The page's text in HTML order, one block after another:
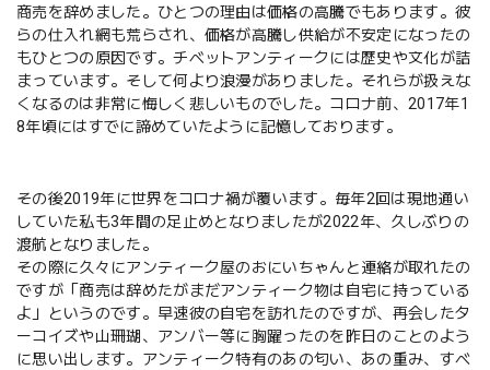
商売を辞めました。ひとつの理由は価格の高騰でもあります。彼
らの仕入れ網も荒らされ、価格が高騰し供給が不安定になったの
もひとつの原因です。チベットアンティークには歴史や文化が詰
まっています。そして何より浪漫がありました。それらが扱えな
くなるのは非常に悔しく悲しいものでした。コロナ前、2017年1
8年頃にはすでに諦めていたように記憶しております。
その後2019年に世界をコロナ禍が覆います。毎年2回は現地通い
していた私も3年間の足止めとなりましたが2022年、久しぶりの
渡航となりました。
その際に久々にアンティーク屋のおにいちゃんと連絡が取れたの
ですが「商売は辞めたがまだアンティーク物は自宅に持っている
よ」というのです。早速彼の自宅を訪れたのですが、再会したタ
ーコイズや山珊瑚、アンバー等に胸躍ったのを昨日のことのよう
に思い出します。アンティーク特有のあの匂い、あの重み、すべ